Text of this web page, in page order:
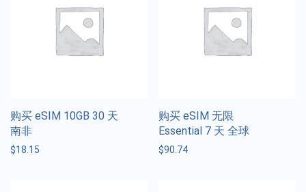
购买 eSIM 10GB 30 天
南非
$18.15
购买 eSIM 无限
Essential 7 天 全球
$90.74